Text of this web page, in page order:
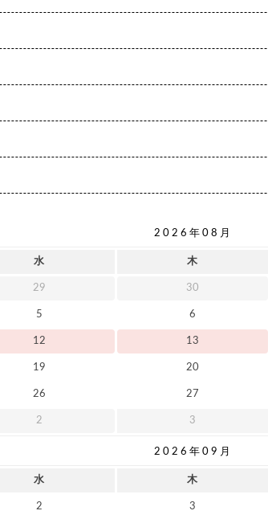
2026年08月
水 木
29 30
5 6
12 13
19 20
26 27
2 3
2026年09月
水 木
2 3